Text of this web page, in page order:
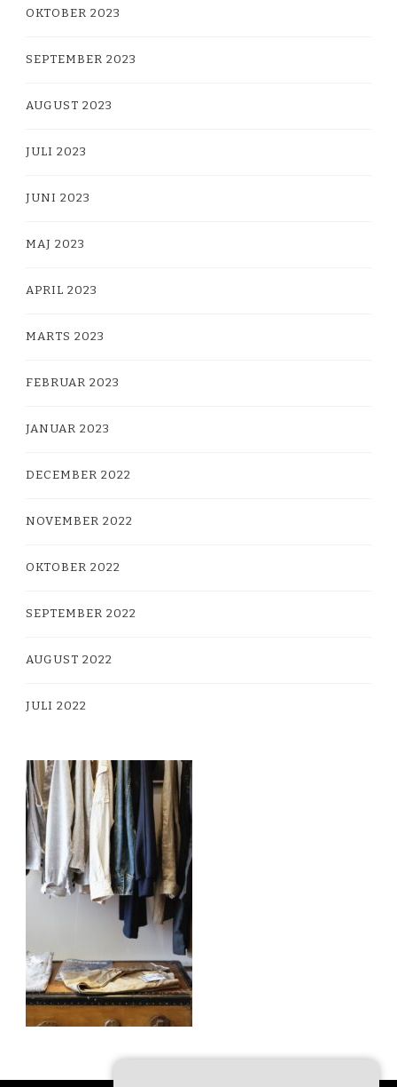
OKTOBER 2023
SEPTEMBER 2023
AUGUST 2023
JULI 2023
JUNI 2023
MAJ 2023
APRIL 2023
MARTS 2023
FEBRUAR 2023
JANUAR 2023
DECEMBER 2022
NOVEMBER 2022
OKTOBER 2022
SEPTEMBER 2022
AUGUST 2022
JULI 2022